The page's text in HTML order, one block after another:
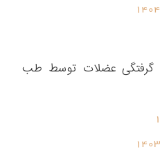
گرفتگی عضلات توسط طب